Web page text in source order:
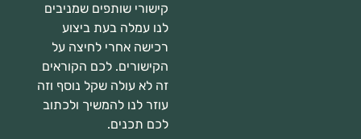
קישורי שותפים שמניבים
לנו עמלה בעת ביצוע
רכישה אחרי לחיצה על
הקישורים. לכם הקוראים
זה לא עולה שקל נוסף וזה
עוזר לנו להמשיך ולכתוב
לכם תכנים.